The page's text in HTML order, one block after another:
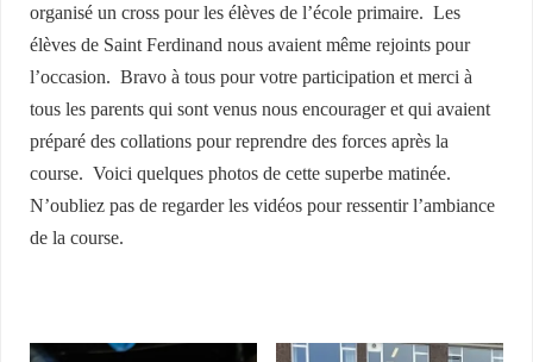
organisé un cross pour les élèves de l’école primaire. Les
élèves de Saint Ferdinand nous avaient même rejoints pour
l’occasion. Bravo à tous pour votre participation et merci à
tous les parents qui sont venus nous encourager et qui avaient
préparé des collations pour reprendre des forces après la
course. Voici quelques photos de cette superbe matinée.
N’oubliez pas de regarder les vidéos pour ressentir l’ambiance
de la course.